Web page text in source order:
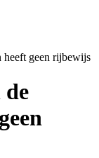
heeft geen rijbewijs